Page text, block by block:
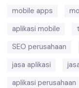
mobile apps
aplikasi mobile
SEO perusahaan
jasa aplikasi
aplikasi perusahaan